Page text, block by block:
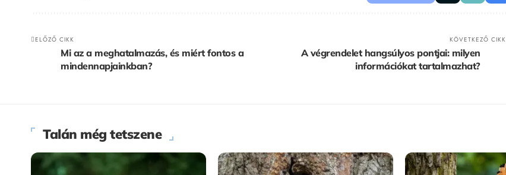
ELŐZŐ CIKK
Mi az a meghatalmazás, és miért fontos a
mindennapjainkban?
KÖVETKEZŐ CIKK
A végrendelet hangsúlyos pontjai: milyen
információkat tartalmazhat?
Talán még tetszene